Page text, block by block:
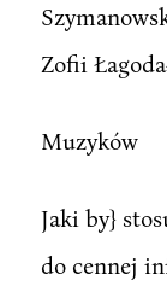
Zofii
Muzyków
Jaki by}
do cennej